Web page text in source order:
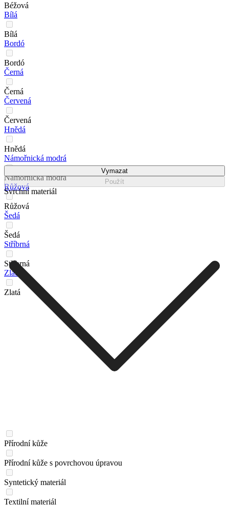
Béžová
Bílá
Bílá
Bordó
Bordó
Černá
Černá
Červená
Červená
Hnědá
Hnědá
Námořnická modrá
Námořnická modrá
Růžová
Růžová
Šedá
Šedá
Stříbrná
Stříbrná
Zlatá
Zlatá
Vymazat
Použít
Svrchní materiál
Přírodní kůže
Přírodní kůže s povrchovou úpravou
Syntetický materiál
Textilní materiál